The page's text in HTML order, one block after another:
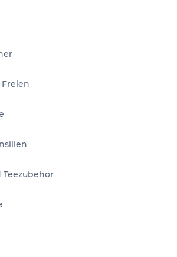
Freien
Teezubehör